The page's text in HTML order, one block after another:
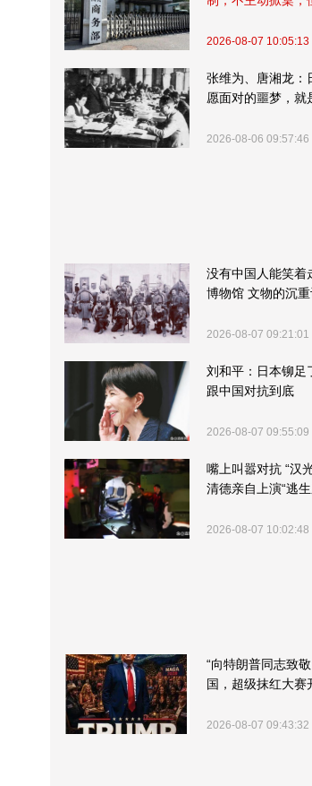
2026-08-07 10:05:13
张维为、唐湘龙：
愿面对的噩梦，就
2026-08-06 09:57:46
没有中国人能笑着
博物馆 文物的沉
2026-08-07 09:21:01
刘和平：日本铆足
跟中国对抗到底
2026-08-07 09:55:09
嘴上叫嚣对抗 “汉
清德亲自上演“逃
2026-08-07 10:02:48
“向特朗普同志致敬
国，超级抹红大赛
2026-08-07 09:43:32